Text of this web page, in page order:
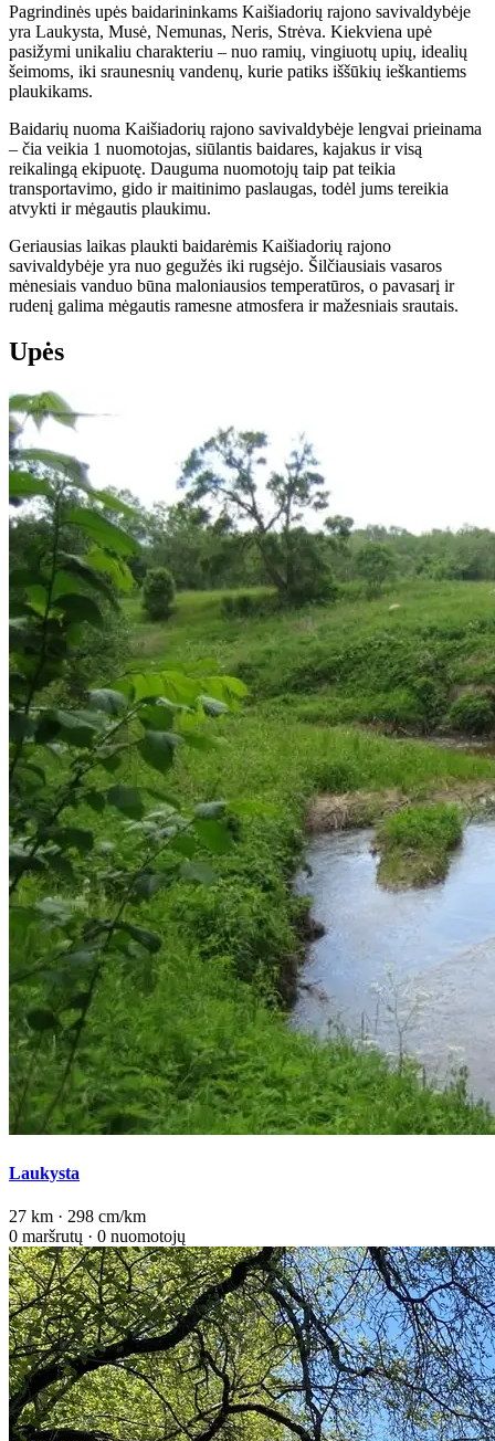
Pagrindinės upės baidarininkams Kaišiadorių rajono savivaldybėje
yra Laukysta, Musė, Nemunas, Neris, Strėva. Kiekviena upė
pasižymi unikaliu charakteriu – nuo ramių, vingiuotų upių, idealių
šeimoms, iki sraunesnių vandenų, kurie patiks iššūkių ieškantiems
plaukikams.
Baidarių nuoma Kaišiadorių rajono savivaldybėje lengvai prieinama
– čia veikia 1 nuomotojas, siūlantis baidares, kajakus ir visą
reikalingą ekipuotę. Dauguma nuomotojų taip pat teikia
transportavimo, gido ir maitinimo paslaugas, todėl jums tereikia
atvykti ir mėgautis plaukimu.
Geriausias laikas plaukti baidarėmis Kaišiadorių rajono
savivaldybėje yra nuo gegužės iki rugsėjo. Šilčiausiais vasaros
mėnesiais vanduo būna maloniausios temperatūros, o pavasarį ir
rudenį galima mėgautis ramesne atmosfera ir mažesniais srautais.
Upės
Laukysta
27 km · 298 cm/km
0 maršrutų · 0 nuomotojų